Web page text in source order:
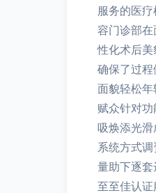
服务的医
容门诊部
性化术后
确保了过
面貌轻松
赋众针对
吸焕添光
系统方式
量助下逐
至至佳认